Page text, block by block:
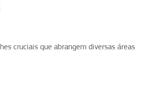
cruciais que abrangem diversas áreas